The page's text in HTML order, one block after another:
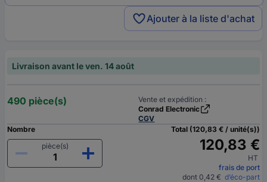
Ajouter à la liste d'achat
Livraison avant le ven. 14 août
490 pièce(s)
Vente et expédition :
Conrad Electronic
CGV
Nombre
pièce(s)
Total (120,83 € / unité(s))
120,83 €
HT
frais de port
dont 0,42 € d’éco-part